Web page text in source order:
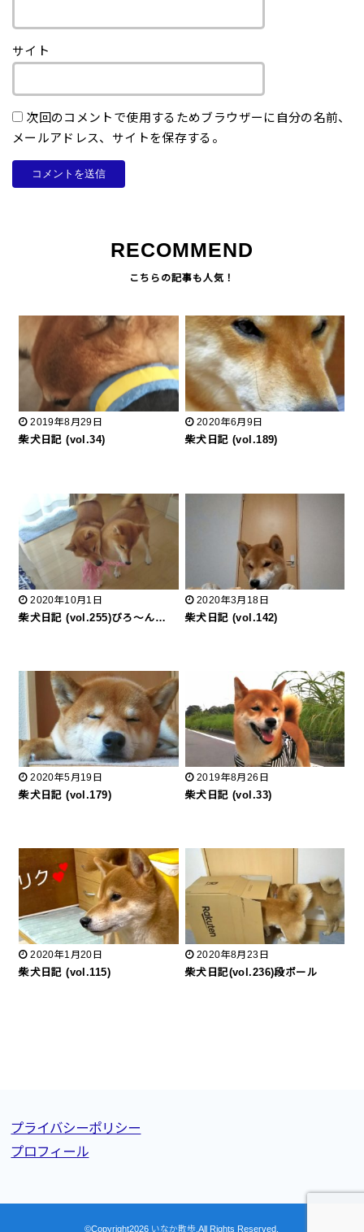
サイト
次回のコメントで使用するためブラウザーに自分の名前、
メールアドレス、サイトを保存する。
RECOMMEND
2019年8月29日
柴犬日記 (vol.34)
2020年6月9日
柴犬日記 (vol.189)
2020年10月1日
柴犬日記 (vol.255)びろ～ん…
2020年3月18日
柴犬日記 (vol.142)
2020年5月19日
柴犬日記 (vol.179)
2019年8月26日
柴犬日記 (vol.33)
2020年1月20日
柴犬日記 (vol.115)
2020年8月23日
柴犬日記(vol.236)段ボール
プライバシーポリシー
プロフィール
©Copyright2026 いなか散歩 .All Rights Reserved.